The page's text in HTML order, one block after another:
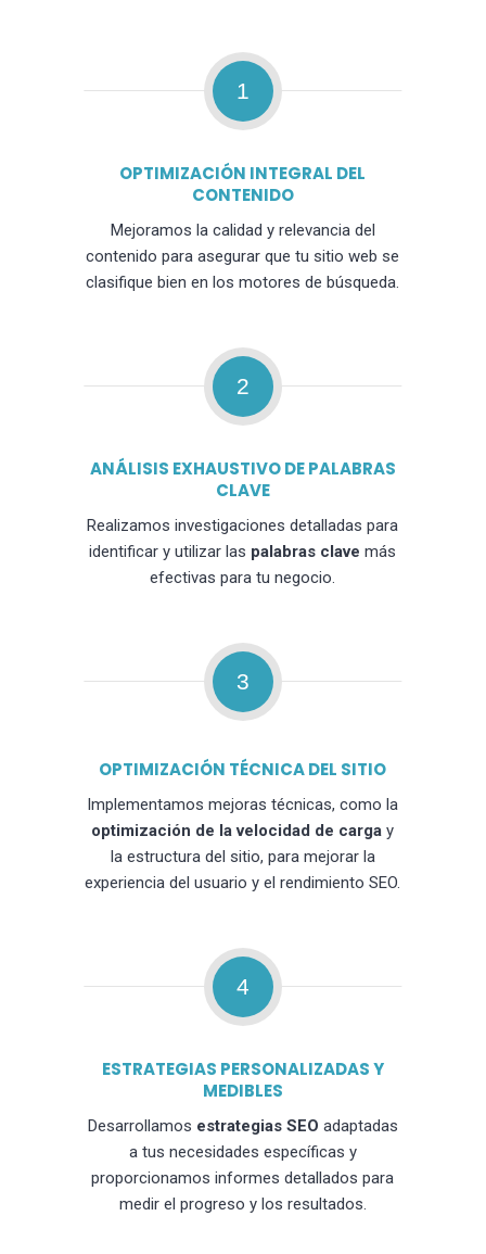
1
OPTIMIZACIÓN INTEGRAL DEL
CONTENIDO
Mejoramos la calidad y relevancia del
contenido para asegurar que tu sitio web se
clasifique bien en los motores de búsqueda.
2
ANÁLISIS EXHAUSTIVO DE PALABRAS
CLAVE
Realizamos investigaciones detalladas para
identificar y utilizar las palabras clave más
efectivas para tu negocio.
3
OPTIMIZACIÓN TÉCNICA DEL SITIO
Implementamos mejoras técnicas, como la
optimización de la velocidad de carga y
la estructura del sitio, para mejorar la
experiencia del usuario y el rendimiento SEO.
4
ESTRATEGIAS PERSONALIZADAS Y
MEDIBLES
Desarrollamos estrategias SEO adaptadas
a tus necesidades específicas y
proporcionamos informes detallados para
medir el progreso y los resultados.